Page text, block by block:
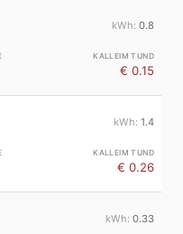
0.8
€ 0.15
1.4
€ 0.26
0.33